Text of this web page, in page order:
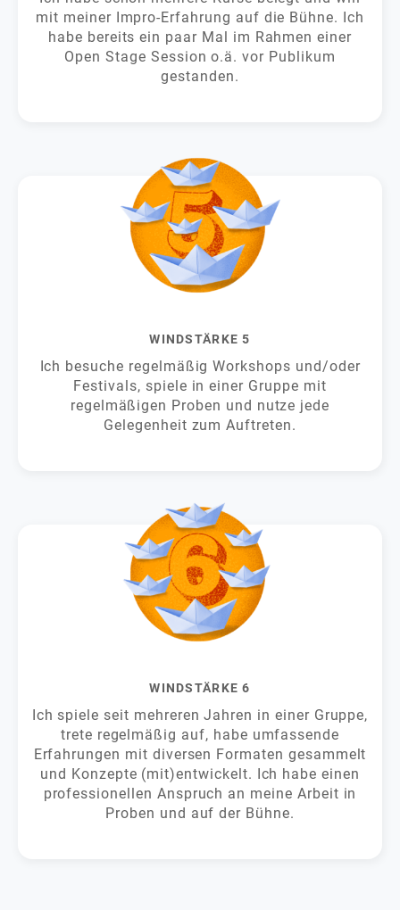
mit meiner Impro-Erfahrung auf die Bühne. Ich
habe bereits ein paar Mal im Rahmen einer
Open Stage Session o.ä. vor Publikum
gestanden.
WINDSTÄRKE 5
Ich besuche regelmäßig Workshops und/oder
Festivals, spiele in einer Gruppe mit
regelmäßigen Proben und nutze jede
Gelegenheit zum Auftreten.
WINDSTÄRKE 6
Ich spiele seit mehreren Jahren in einer Gruppe,
trete regelmäßig auf, habe umfassende
Erfahrungen mit diversen Formaten gesammelt
und Konzepte (mit)entwickelt. Ich habe einen
professionellen Anspruch an meine Arbeit in
Proben und auf der Bühne.